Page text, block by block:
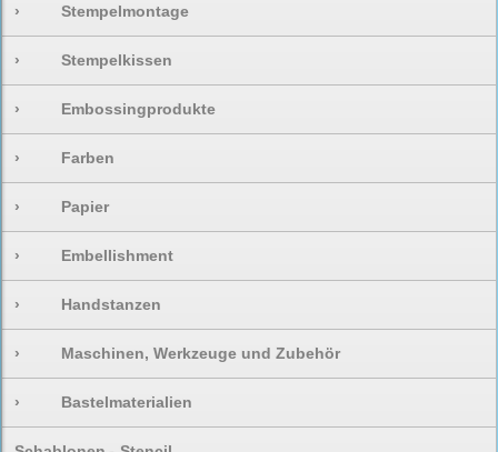
› Stempelmontage
› Stempelkissen
› Embossingprodukte
› Farben
› Papier
› Embellishment
› Handstanzen
› Maschinen, Werkzeuge und Zubehör
› Bastelmaterialien